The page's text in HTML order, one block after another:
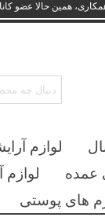
همین حالا عضو
لوازم آرایشی
عمده لوازم
های پوستی